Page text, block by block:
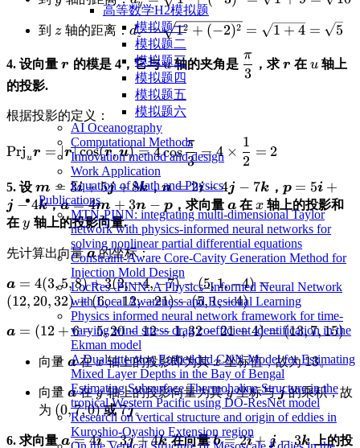
高等数学H2模拟题
模拟题一
模拟题二
模拟题三
模拟题四
模拟题五
模拟题六
AI Oceanography
Computational Methods
Innovation method and design
Work Application
Equation of Math and Physics
Publications
MTN-PINN: integrating multi-dimensional Taylor
network with physics-informed neural networks for
solving nonlinear partial differential equations
Constraint-Aware Core-Cavity Generation Method for
Injection Mold Design
LocRes–PINN: A Physics–Informed Neural Network
with Local Awareness and Residual Learning
Physics informed neural network framework for time-
varying wind stress drag coefficient identification in the
Ekman model
A Dual-attention Embedded CNN Model for Estimating
Mixed Layer Depths in the Bay of Bengal
Estimating Subsurface Thermohaline Structure in the
tropical Western Pacific using DO-ResNet model
Research on vertical structure and origin of eddies in
Kuroshio-Oyashio Extension region
\sqrt{4+9}
=
d_y =
\sqrt{1^2 +
(-3)^2} =
\sqrt{1+9}
=
y
到 \displaystyle
z轴的距离： \displaystyle
d_z =
\sqrt{1^2 +
(-2)^2} =
\sqrt{1+4}
=
dz = 12 + (−2)2 = 1 + 4 = 5
4. 设向量 \displaystyle
\boldsymbol{r}
r 的模是 4，它与\displaystyle
u
u轴的夹角是 \displaystyle
\frac{\pi}
3
π
，求 r 在u 轴上
的投影.
根据投影的定义：
\displaystyle
\text{Prj}_u
\boldsymbol{r} =
|\boldsymbol{r}|
\cos(\boldsymbol{r},
\boldsymbol{u}) = 4
\cos\frac{\pi}{3} =
4 \times \frac{1}{2}
=
Prjur = ∣r∣cos(r,u) = 4cos
3
π
= 4 ×
2
1
= \displaystyle
2
5. 设 \displaystyle
m = 3i +5j +8k，\displaystyle
n = 2i −4j − 7k ， p = 5i +
j −4k，\displaystyle
\boldsymbol{p}
a = 4m + 3n − p，求向量 \displaystyle
\boldsymbol{a}
a在 \displaystyle
x
x轴上的投影和
在 \displaystyle
y 轴上的投影向量.
先计算出向量\displaystyle
\boldsymbol{a}
a的坐标：
\displaystyle
\boldsymbol{a}
= 4(3,5,8) +
3(2,-4,-7) -
(5,1,-4) =
(12,20,32) +
(6,-12,-21) -
(5,1,-4)
a = 4(3,5,8)+3(2,−4,−7)−(5,1,−4) =
(12, 20,32)+(6,−12,−21)−(5,1,−4)
\displaystyle
\boldsymbol{a}
= (12+6-5, 20-
12-1, 32-21+4)
= (13, 7, 15)
a = (12 + 6−5,20−12−1,32−21+4) = (13,7,15)
向量 \displaystyle
\boldsymbol{a}
a在\displaystyle
x
x轴上的投影即为其\displaystyle
x
x坐标值，故为13。
向量 \displaystyle
\boldsymbol{a}
a在\displaystyle
y
y轴上的投影向量为其\displaystyle
y
y坐标与\displaystyle
j的乘积，故
为 \displaystyle
(0, 7, 0)
(0,7,0)或\displaystyle
7\boldsymbol{j}
7j。
6. 求向量 \displaystyle
a = 4i −3j +4k在向量\displaystyle
b = 2i + j −3k 上的投